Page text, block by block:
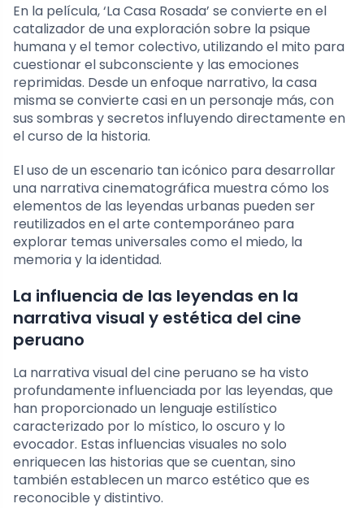
En la película, ‘La Casa Rosada’ se convierte en el
catalizador de una exploración sobre la psique
humana y el temor colectivo, utilizando el mito para
cuestionar el subconsciente y las emociones
reprimidas. Desde un enfoque narrativo, la casa
misma se convierte casi en un personaje más, con
sus sombras y secretos influyendo directamente en
el curso de la historia.
El uso de un escenario tan icónico para desarrollar
una narrativa cinematográfica muestra cómo los
elementos de las leyendas urbanas pueden ser
reutilizados en el arte contemporáneo para
explorar temas universales como el miedo, la
memoria y la identidad.
La influencia de las leyendas en la
narrativa visual y estética del cine
peruano
La narrativa visual del cine peruano se ha visto
profundamente influenciada por las leyendas, que
han proporcionado un lenguaje estilístico
caracterizado por lo místico, lo oscuro y lo
evocador. Estas influencias visuales no solo
enriquecen las historias que se cuentan, sino
también establecen un marco estético que es
reconocible y distintivo.